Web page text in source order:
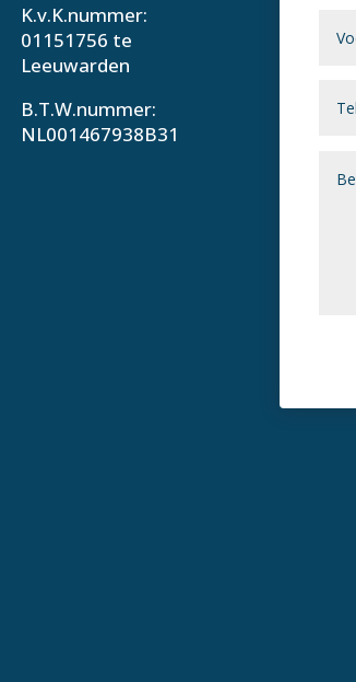
K.v.K.nummer:
01151756 te
Leeuwarden
B.T.W.nummer:
NL001467938B31